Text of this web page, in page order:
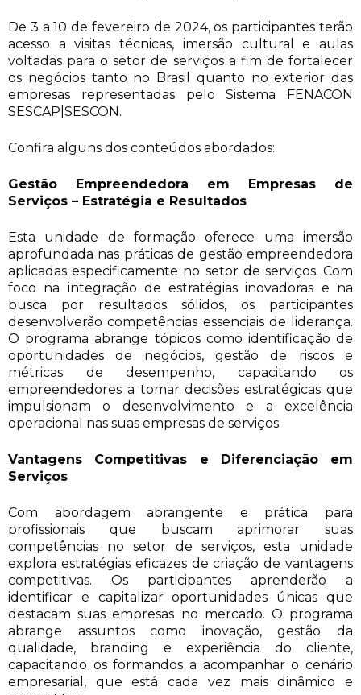
De 3 a 10 de fevereiro de 2024, os participantes terão
acesso a visitas técnicas, imersão cultural e aulas
voltadas para o setor de serviços a fim de fortalecer
os negócios tanto no Brasil quanto no exterior das
empresas representadas pelo Sistema FENACON
SESCAP|SESCON.
Confira alguns dos conteúdos abordados:
Gestão Empreendedora em Empresas de
Serviços – Estratégia e Resultados
Esta unidade de formação oferece uma imersão
aprofundada nas práticas de gestão empreendedora
aplicadas especificamente no setor de serviços. Com
foco na integração de estratégias inovadoras e na
busca por resultados sólidos, os participantes
desenvolverão competências essenciais de liderança.
O programa abrange tópicos como identificação de
oportunidades de negócios, gestão de riscos e
métricas de desempenho, capacitando os
empreendedores a tomar decisões estratégicas que
impulsionam o desenvolvimento e a excelência
operacional nas suas empresas de serviços.
Vantagens Competitivas e Diferenciação em
Serviços
Com abordagem abrangente e prática para
profissionais que buscam aprimorar suas
competências no setor de serviços, esta unidade
explora estratégias eficazes de criação de vantagens
competitivas. Os participantes aprenderão a
identificar e capitalizar oportunidades únicas que
destacam suas empresas no mercado. O programa
abrange assuntos como inovação, gestão da
qualidade, branding e experiência do cliente,
capacitando os formandos a acompanhar o cenário
empresarial, que está cada vez mais dinâmico e